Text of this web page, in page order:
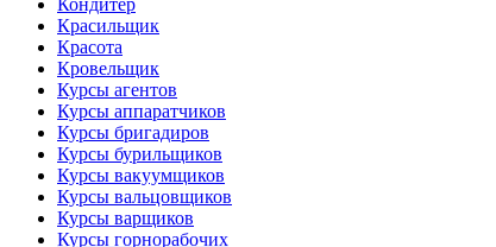
Кондитер
Красильщик
Красота
Кровельщик
Курсы агентов
Курсы аппаратчиков
Курсы бригадиров
Курсы бурильщиков
Курсы вакуумщиков
Курсы вальцовщиков
Курсы варщиков
Курсы горнорабочих